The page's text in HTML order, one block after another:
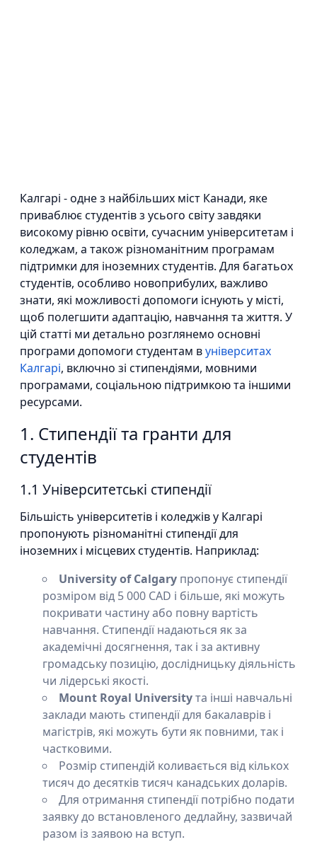
Калгарі - одне з найбільших міст Канади, яке
приваблює студентів з усього світу завдяки
високому рівню освіти, сучасним університетам і
коледжам, а також різноманітним програмам
підтримки для іноземних студентів. Для багатьох
студентів, особливо новоприбулих, важливо
знати, які можливості допомоги існують у місті,
щоб полегшити адаптацію, навчання та життя. У
цій статті ми детально розглянемо основні
програми допомоги студентам вуніверситах
Калгарі, включно зі стипендіями, мовними
програмами, соціальною підтримкою та іншими
ресурсами.
1. Стипендії та гранти для
студентів
1.1 Університетські стипендії
Більшість університетів і коледжів у Калгарі
пропонують різноманітні стипендії для
іноземних і місцевих студентів. Наприклад:
University of Calgary пропонує стипендії
розміром від 5 000 CAD і більше, які можуть
покривати частину або повну вартість
навчання. Стипендії надаються як за
академічні досягнення, так і за активну
громадську позицію, дослідницьку діяльність
чи лідерські якості.
Mount Royal Universityта інші навчальні
заклади мають стипендії для бакалаврів і
магістрів, які можуть бути як повними, так і
частковими.
Розмір стипендій коливається від кількох
тисяч до десятків тисяч канадських доларів.
Для отримання стипендії потрібно подати
заявку до встановленого дедлайну, зазвичай
разом із заявою на вступ.